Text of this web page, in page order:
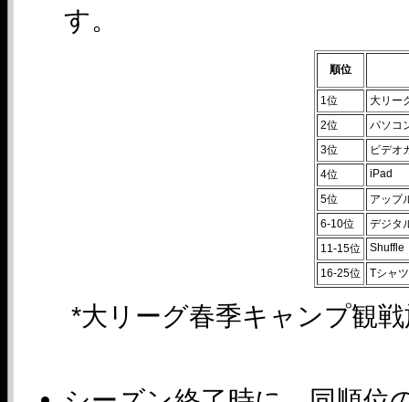
す。
順位
1位
大リー
2位
パソコ
3位
ビデオ
4位
iPad
5位
アップ
6-10位
デジタ
11-15位
Shuffle
16-25位
Tシャツ
*大リーグ春季キャンプ観